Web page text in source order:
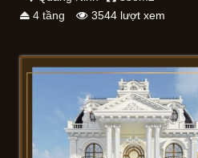
4 tầng
3544 lượt xem